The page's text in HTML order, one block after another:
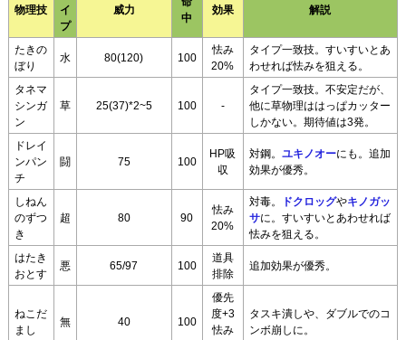
物理技
イ
プ
威力
中
効果 解説
たきの
ぼり
水 80(120) 100
怯み
20%
タイプ一致技。すいすいとあ
わせれば怯みを狙える。
タネマ
シンガ
ン
草 25(37)*2~5 100 -
タイプ一致技。不安定だが、
他に草物理ははっぱカッター
しかない。期待値は3発。
ドレイ
ンパン
チ
闘 75 100
HP吸
収
対鋼。 ユキノオーにも。追加
効果が優秀。
しねん
のずつ
き
超 80 90
怯み
20%
対毒。 ドクロッグやキノガッ
サに。すいすいとあわせれば
怯みを狙える。
はたき
おとす
悪 65/97 100
道具
排除
追加効果が優秀。
ねこだ
まし
無 40 100
優先
度+3
怯み
タスキ潰しや、ダブルでのコ
ンボ崩しに。